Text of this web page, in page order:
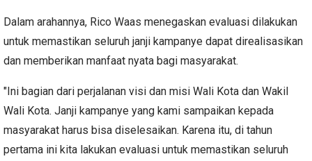
Dalam arahannya, Rico Waas menegaskan evaluasi dilakukan
untuk memastikan seluruh janji kampanye dapat direalisasikan
dan memberikan manfaat nyata bagi masyarakat.
"Ini bagian dari perjalanan visi dan misi Wali Kota dan Wakil
Wali Kota. Janji kampanye yang kami sampaikan kepada
masyarakat harus bisa diselesaikan. Karena itu, di tahun
pertama ini kita lakukan evaluasi untuk memastikan seluruh